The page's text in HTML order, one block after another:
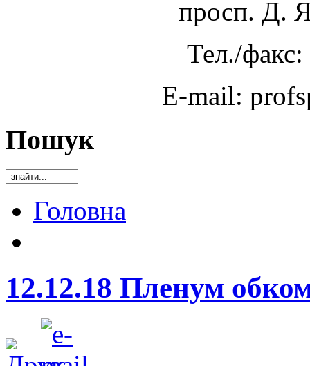
просп. Д.
Тел./
E-mail:
Пошук
Головна
12.12.18 Пленум